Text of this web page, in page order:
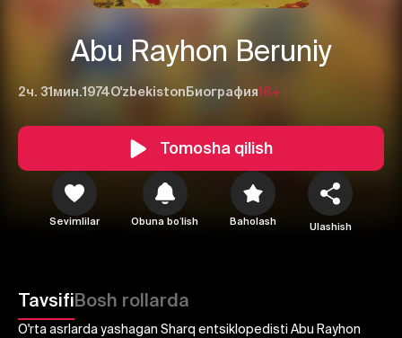
Abu Rayhon Beruniy
2ч. 31мин.1974O'zbekiston Биография16+
Tomosha qilish
Sevimlilar Obuna boʻlish Baholash Ulashish
TavsifiBosh rollarda
O'rta asrlarda yashagan Sharq entsiklopedisti Abu Rayhon
1 2 3
Yuborish